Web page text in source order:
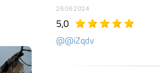
26.06.2024
5,0
@@iZqdv